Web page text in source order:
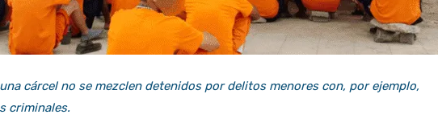
cárcel no se mezclen detenidos por delitos menores con, por ejemplo,
criminales.